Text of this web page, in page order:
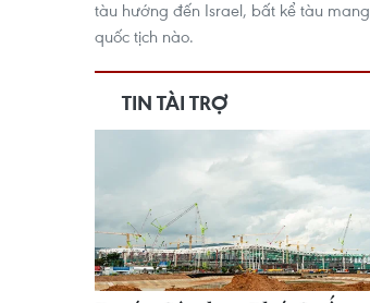
tàu hướng đến Israel, bất kể tàu mang
quốc tịch nào.